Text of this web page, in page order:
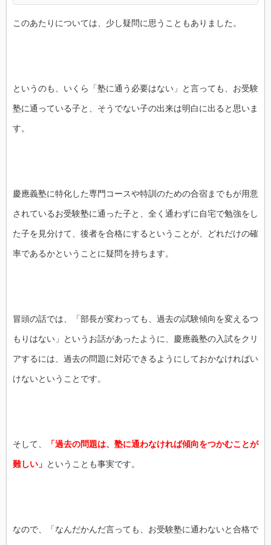
このあたりについては、少し疑問に思うこともありました。
というのも、いくら「塾に通う必要はない」と言っても、お受験
塾に通っている子と、そうでない子の出来は明白に出ると思いま
す。
慶應義塾に特化した専門コースや特訓のための合宿までもが用意
されているお受験塾に通った子と、全く通わずに自宅で勉強をし
た子を見分けて、後者を合格にするということが、どれだけの確
率であるかということに疑問を持ちます。
冒頭の話では、「部長が変わっても、過去の試験傾向を変えるつ
もりはない」というお話があったように、慶應義塾の入試をクリ
アするには、過去の問題に対応できるようにしておかなければい
けないということです。
そして、 「過去の問題は、塾に通わなければ傾向をつかむことが
難しい」 ということも事実です。
なので、「なんだかんだ言っても、お受験塾に通わないと合格で